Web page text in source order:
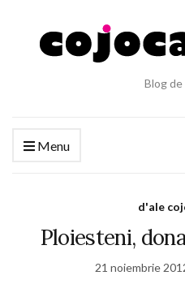
Blog de
Menu
d'ale
Ploiesteni,
21 noiembrie